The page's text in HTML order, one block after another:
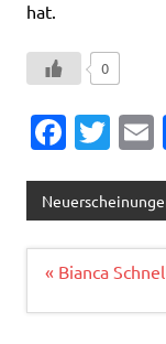
hat.
0
Fa
e
b
o
o
T
it
te
r
l
« Bianca